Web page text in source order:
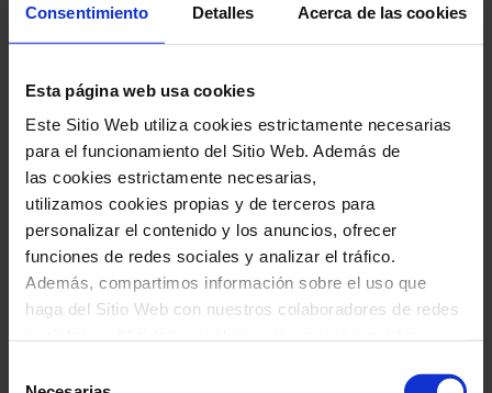
Consentimiento Detalles Acerca de las cookies
Esta página web usa cookies
Este Sitio Web utiliza cookies estrictamente necesarias
para el funcionamiento del Sitio Web. Además de
las cookies estrictamente necesarias,
utilizamos cookies propias y de terceros para
personalizar el contenido y los anuncios, ofrecer
funciones de redes sociales y analizar el tráfico.
Además, compartimos información sobre el uso que
haga del Sitio Web con nuestros colaboradores de redes
proporcionado o que hayan recopilado a través del uso
#ópera
La traviata, de G. Verdi
Ópera escenificada en dos actos
Ciclo de Ópera NovAria
23ago.2026 18:00 Domingo